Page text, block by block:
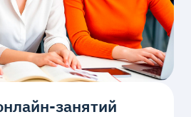
занятий